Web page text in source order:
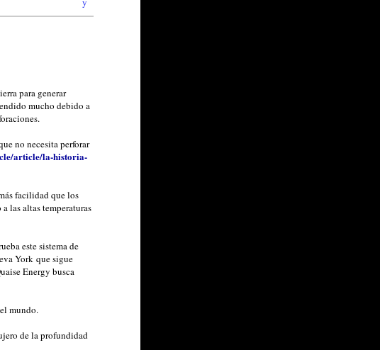
para generar
mucho debido a
no necesita perforar
article/la-historia-
facilidad que los
las altas temperaturas
este sistema de
York que sigue
Energy busca
mundo.
de la profundidad